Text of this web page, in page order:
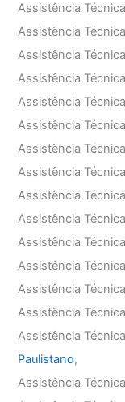
Assistência
Assistência
Assistência
Assistência
Assistência
Assistência
Assistência
Assistência
Assistência
Assistência
Assistência
Assistência
Assistência
Assistência
Assistência
Paulistano,
Assistência